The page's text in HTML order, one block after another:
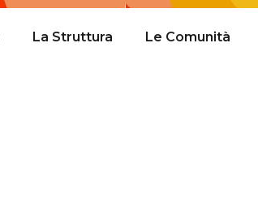
La Struttura Le Comunità